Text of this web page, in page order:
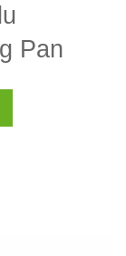
XPR
mase
Pan